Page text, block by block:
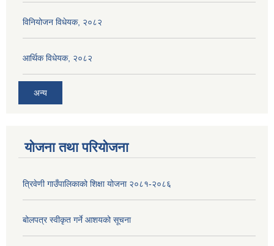
विनियोजन विधेयक, २०८२
आर्थिक विधेयक, २०८२
अन्य
योजना तथा परियोजना
त्रिवेणी गाउँपालिकाको शिक्षा योजना २०८१-२०८६
बोलपत्र स्वीकृत गर्ने आशयको सूचना